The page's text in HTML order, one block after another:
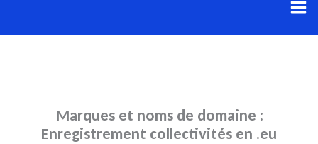
au
Marques et noms de domaine :
Enregistrement collectivités en .eu